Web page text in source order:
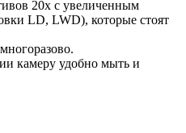
20х с увеличенным
LD, LWD), которые стоят
камеру удобно мыть и